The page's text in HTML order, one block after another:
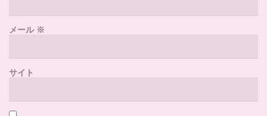
メール※
サイト